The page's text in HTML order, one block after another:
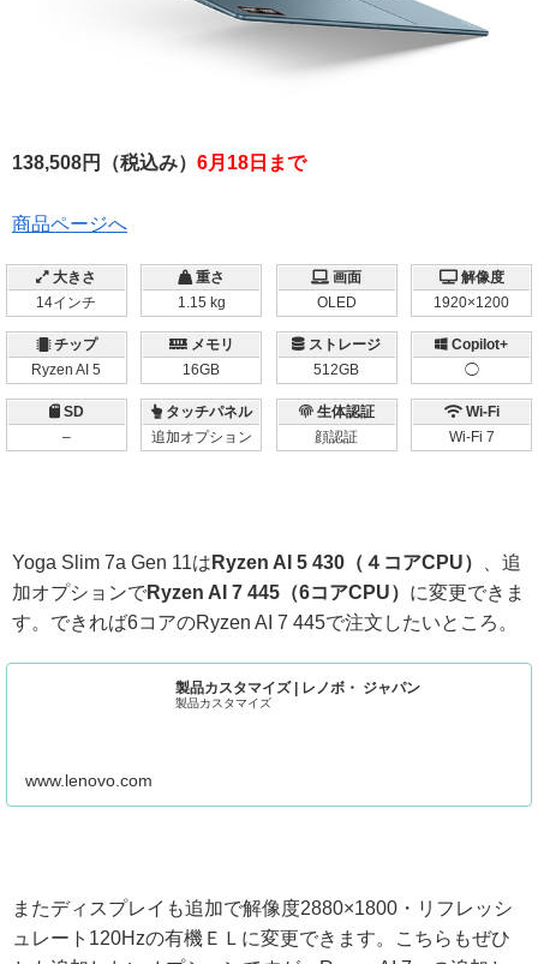
138,508円（税込み） 6月18日まで
商品ページへ
大きさ
14インチ
重さ
1.15 kg
画面
OLED
解像度
1920×1200
チップ
Ryzen AI 5
メモリ
16GB
ストレージ
512GB
Copilot+
◯
SD
–
タッチパネル
追加オプション
生体認証
顔認証
Wi-Fi
Wi-Fi 7
Yoga Slim 7a Gen 11は Ryzen AI 5 430（４コアCPU）
、追
加オプションでRyzen AI 7 445（6コアCPU） に変更できま
す。できれば6コアのRyzen AI 7 445で注文したいところ。
製品カスタマイズ | レノボ・ ジャパン
製品カスタマイズ
www.lenovo.com
またディスプレイも追加で解像度2880×1800・リフレッシ
ュレート120Hzの有機ＥＬに変更できます。こちらもぜひ